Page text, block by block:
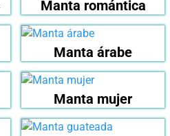
Manta romántica
Manta árabe
Manta mujer